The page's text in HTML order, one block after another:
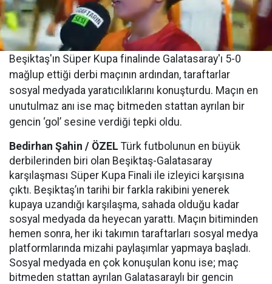
Beşiktaş'ın Süper Kupa finalinde Galatasaray'ı 5-0
mağlup ettiği derbi maçının ardından, taraftarlar
sosyal medyada yaratıcılıklarını konuşturdu. Maçın en
unutulmaz anı ise maç bitmeden stattan ayrılan bir
gencin ‘gol’ sesine verdiği tepki oldu.
Bedirhan Şahin / ÖZEL Türk futbolunun en büyük
derbilerinden biri olan Beşiktaş-Galatasaray
karşılaşması Süper Kupa Finali ile izleyici karşısına
çıktı. Beşiktaş’ın tarihi bir farkla rakibini yenerek
kupaya uzandığı karşılaşma, sahada olduğu kadar
sosyal medyada da heyecan yarattı. Maçın bitiminden
hemen sonra, her iki takımın taraftarları sosyal medya
platformlarında mizahi paylaşımlar yapmaya başladı.
Sosyal medyada en çok konuşulan konu ise; maç
bitmeden stattan ayrılan Galatasaraylı bir gencin